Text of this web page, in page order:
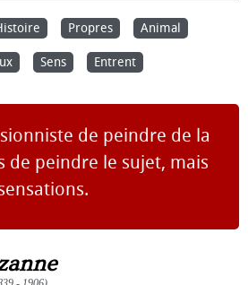
Propres Animal
Sens Entrent
de peindre de la
de peindre le sujet, mais